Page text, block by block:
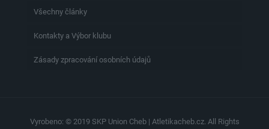
Všechny články
Kontakty a Výbor klubu
Zásady zpracování osobních údajů
Vyrobeno: © 2019 SKP Union Cheb | Atletikacheb.cz. All Rights